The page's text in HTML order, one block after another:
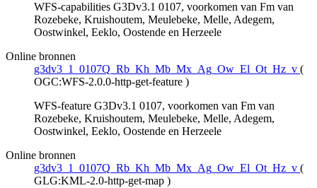
WFS-capabilities G3Dv3.1 0107, voorkomen van Fm van
Rozebeke, Kruishoutem, Meulebeke, Melle, Adegem,
Oostwinkel, Eeklo, Oostende en Herzeele
Online bronnen
g3dv3_1_0107Q_Rb_Kh_Mb_Mx_Ag_Ow_El_Ot_Hz_v (
OGC:WFS-2.0.0-http-get-feature )
WFS-feature G3Dv3.1 0107, voorkomen van Fm van
Rozebeke, Kruishoutem, Meulebeke, Melle, Adegem,
Oostwinkel, Eeklo, Oostende en Herzeele
Online bronnen
g3dv3_1_0107Q_Rb_Kh_Mb_Mx_Ag_Ow_El_Ot_Hz_v (
GLG:KML-2.0-http-get-map )